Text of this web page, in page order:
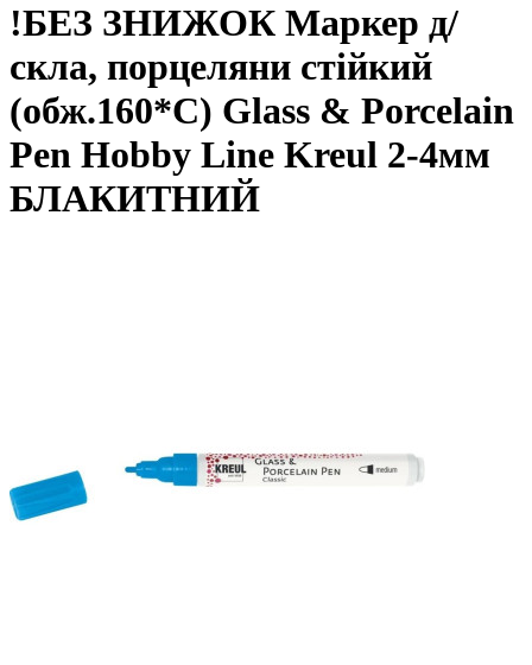
!БЕЗ ЗНИЖОК Маркер д/
скла, порцеляни стійкий
(обж.160*С) Glass & Porcelain
Pen Hobby Line Kreul 2-4мм
БЛАКИТНИЙ